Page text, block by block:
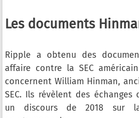
Les documents
Ripple a obtenu des
affaire contre la SEC
concernent William Hinman,
SEC. Ils révèlent des échanges
un discours de 2018 sur